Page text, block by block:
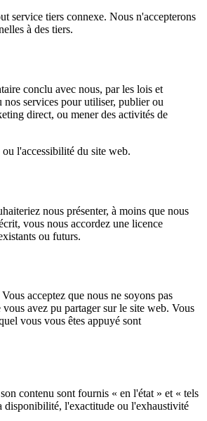
service tiers connexe. Nous n'accepterons
à des tiers.
conclu avec nous, par les lois et
nos services pour utiliser, publier ou
direct, ou mener des activités de
l'accessibilité du site web.
nous présenter, à moins que nous
vous nous accordez une licence
ou futurs.
acceptez que nous ne soyons pas
avez pu partager sur le site web. Vous
vous vous êtes appuyé sont
contenu sont fournis « en l'état » et « tels
disponibilité, l'exactitude ou l'exhaustivité